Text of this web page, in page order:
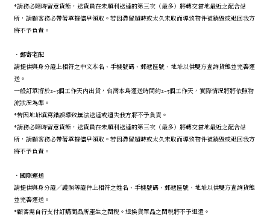
*請務必隨時留意貨態，送貨員在未順利送達的第三次（最多）將轉交當地最近之配合站
所，請顧客務必帶著單據儘早領取。若因滯留超時或太久未取而導致物件被銷毀或退回我方
將不予負責。
． 郵寄宅配
請提供與身分證上相符之中文本名、手機號碼、郵遞區號、地址以供雙方查詢貨態並完善運
送。
一般訂單將於2-3個工作天內出貨，台灣本島運送時間約2-5個工作天，實際情況將將依照物
流狀況為準。
*若因地址填寫錯誤導致無法送達或遺失我方將不予負責。
*請務必隨時留意貨態，送貨員在未順利送達的第三次（最多）將轉交當地最近之配合站
所，請顧客務必帶著單據儘早領取。若因滯留超時或太久未取而導致物件被銷毀或退回我方
將不予負責。
． 國際運送
請提供與身分證／護照等證件上相符之姓名、手機號碼、郵遞區號、地址以供雙方查詢貨態
並完善運送。
*顧客需自行支付訂購商品所產生之關稅。退換貨單品之關稅將不予退還。